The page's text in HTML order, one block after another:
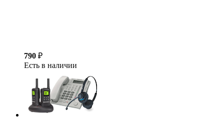
790 ₽
Есть в наличии